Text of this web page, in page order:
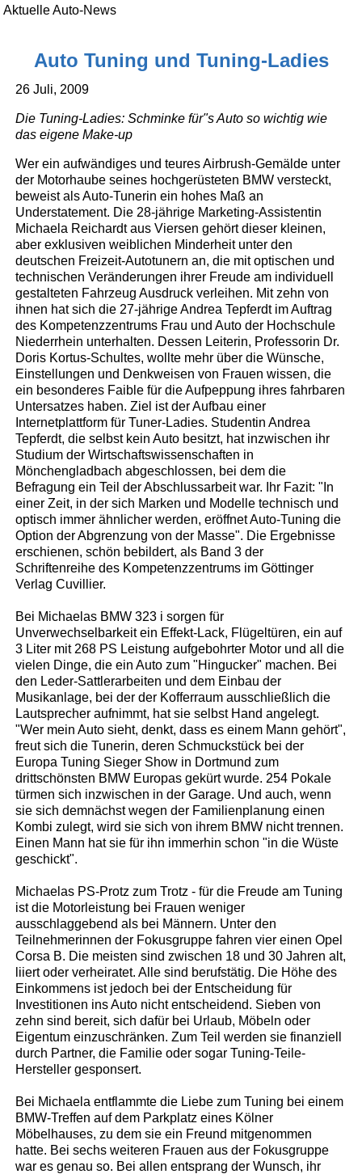
Aktuelle Auto-News
Auto Tuning und Tuning-Ladies
26 Juli, 2009
Die Tuning-Ladies: Schminke für"s Auto so wichtig wie
das eigene Make-up
Wer ein aufwändiges und teures Airbrush-Gemälde unter
der Motorhaube seines hochgerüsteten BMW versteckt,
beweist als Auto-Tunerin ein hohes Maß an
Understatement. Die 28-jährige Marketing-Assistentin
Michaela Reichardt aus Viersen gehört dieser kleinen,
aber exklusiven weiblichen Minderheit unter den
deutschen Freizeit-Autotunern an, die mit optischen und
technischen Veränderungen ihrer Freude am individuell
gestalteten Fahrzeug Ausdruck verleihen. Mit zehn von
ihnen hat sich die 27-jährige Andrea Tepferdt im Auftrag
des Kompetenzzentrums Frau und Auto der Hochschule
Niederrhein unterhalten. Dessen Leiterin, Professorin Dr.
Doris Kortus-Schultes, wollte mehr über die Wünsche,
Einstellungen und Denkweisen von Frauen wissen, die
ein besonderes Faible für die Aufpeppung ihres fahrbaren
Untersatzes haben. Ziel ist der Aufbau einer
Internetplattform für Tuner-Ladies. Studentin Andrea
Tepferdt, die selbst kein Auto besitzt, hat inzwischen ihr
Studium der Wirtschaftswissenschaften in
Mönchengladbach abgeschlossen, bei dem die
Befragung ein Teil der Abschlussarbeit war. Ihr Fazit: "In
einer Zeit, in der sich Marken und Modelle technisch und
optisch immer ähnlicher werden, eröffnet Auto-Tuning die
Option der Abgrenzung von der Masse". Die Ergebnisse
erschienen, schön bebildert, als Band 3 der
Schriftenreihe des Kompetenzzentrums im Göttinger
Verlag Cuvillier.
Bei Michaelas BMW 323 i sorgen für
Unverwechselbarkeit ein Effekt-Lack, Flügeltüren, ein auf
3 Liter mit 268 PS Leistung aufgebohrter Motor und all die
vielen Dinge, die ein Auto zum "Hingucker" machen. Bei
den Leder-Sattlerarbeiten und dem Einbau der
Musikanlage, bei der der Kofferraum ausschließlich die
Lautsprecher aufnimmt, hat sie selbst Hand angelegt.
"Wer mein Auto sieht, denkt, dass es einem Mann gehört",
freut sich die Tunerin, deren Schmuckstück bei der
Europa Tuning Sieger Show in Dortmund zum
drittschönsten BMW Europas gekürt wurde. 254 Pokale
türmen sich inzwischen in der Garage. Und auch, wenn
sie sich demnächst wegen der Familienplanung einen
Kombi zulegt, wird sie sich von ihrem BMW nicht trennen.
Einen Mann hat sie für ihn immerhin schon "in die Wüste
geschickt".
Michaelas PS-Protz zum Trotz - für die Freude am Tuning
ist die Motorleistung bei Frauen weniger
ausschlaggebend als bei Männern. Unter den
Teilnehmerinnen der Fokusgruppe fahren vier einen Opel
Corsa B. Die meisten sind zwischen 18 und 30 Jahren alt,
liiert oder verheiratet. Alle sind berufstätig. Die Höhe des
Einkommens ist jedoch bei der Entscheidung für
Investitionen ins Auto nicht entscheidend. Sieben von
zehn sind bereit, sich dafür bei Urlaub, Möbeln oder
Eigentum einzuschränken. Zum Teil werden sie finanziell
durch Partner, die Familie oder sogar Tuning-Teile-
Hersteller gesponsert.
Bei Michaela entflammte die Liebe zum Tuning bei einem
BMW-Treffen auf dem Parkplatz eines Kölner
Möbelhauses, zu dem sie ein Freund mitgenommen
hatte. Bei sechs weiteren Frauen aus der Fokusgruppe
war es genau so. Bei allen entsprang der Wunsch, ihr